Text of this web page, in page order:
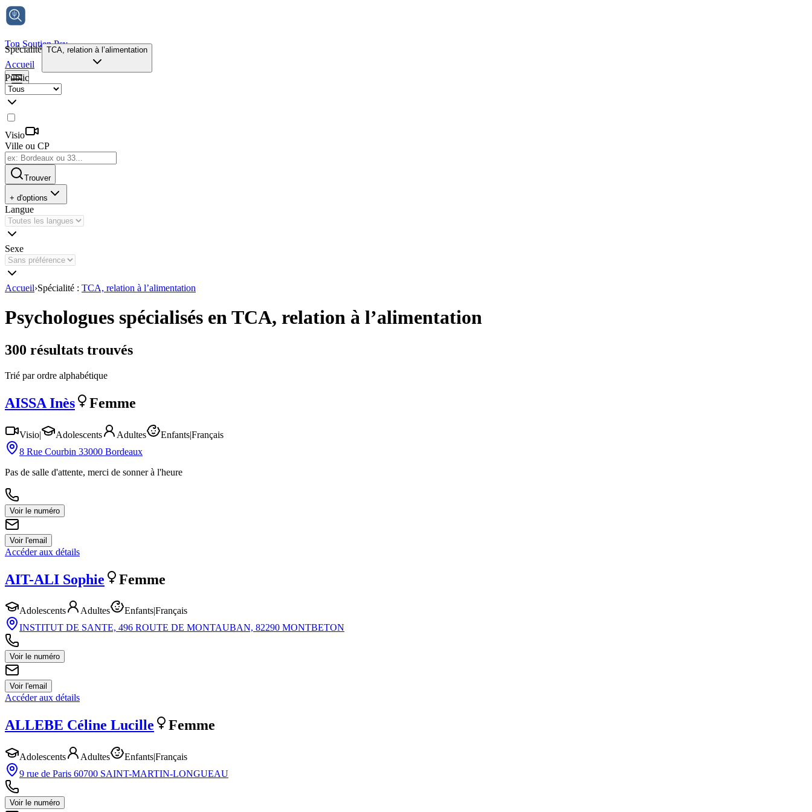
Ton Soutien Psy
Accueil
Spécialité TCA, relation à l’alimentation
Public
Visio
Ville ou CP
Trouver
+ d'options
Langue
Sexe
Accueil›Spécialité : TCA, relation à l’alimentation
Psychologues spécialisés enTCA, relation à l’alimentation
300 résultats trouvés
Trié par ordre alphabétique
AISSA Inès Femme
Visio| Adolescents Adultes Enfants|Français
8 Rue Courbin 33000 Bordeaux
Pas de salle d'attente, merci de sonner à l'heure
Voir le numéro
Voir l'email
Accéder aux détails
AIT-ALI Sophie Femme
Adolescents Adultes Enfants|Français
INSTITUT DE SANTE, 496 ROUTE DE MONTAUBAN, 82290 MONTBETON
Voir le numéro
Voir l'email
Accéder aux détails
ALLEBE Céline Lucille Femme
Adolescents Adultes Enfants|Français
9 rue de Paris 60700 SAINT-MARTIN-LONGUEAU
Voir le numéro